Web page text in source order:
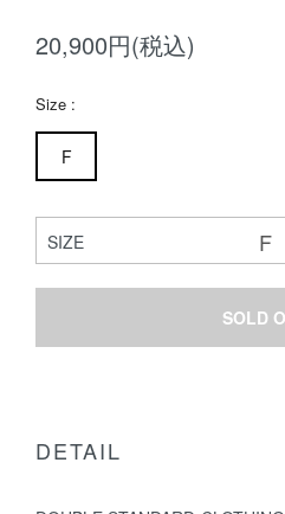
20,900円(税込)
Size :
F
SIZE
SOLD
DETAIL